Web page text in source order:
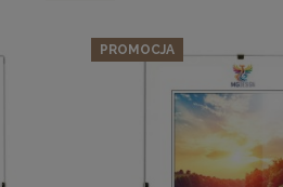
HDF w rozmiarze 50x50 cm
170,99 zł
PROMOCJA